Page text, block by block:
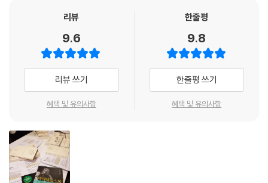
록 내 마음을 맡기지 말고, 행동의 결과를 생각한 후에 행동을 취하라고 조
켜야 할 태도와 본보기형 인간을 정해두어야 한다. 또한 재산은 일신에 필
요한 만큼만 있으면 된다. 이에 만족한다면 분수를 제대로 지키는 것이고
그보다 더 많은 것을 원한다면 점점 물욕에 사로잡혀 깊은 수렁에 빠지고
말 것이다. 마지막으로 4부 ‘남에게 인정받는 것을 갈구하지 말라’에서는
육신보다는 마음에 더욱 신경을 쓰라고 당부하며 사람은 재산이나 언변으
라 철학에서 배운 것을 실천하는 것이야말로 진정한 철학자의 자세이며,
남에게 인정받는 것을 갈구하거나 탐하지 말고 성인으로서 보다 나은 인간
이 되기 위해 노력하고 또 노력하라고 말한다. 현실에 좌절하고 힘들어하
는 모든 현대인들에게 에픽테토스의 철학이 담긴 이 책을 권한다.
리뷰
9.6
리뷰 쓰기
혜택 및 유의사항
한줄평
9.8
한줄평 쓰기
혜택 및 유의사항